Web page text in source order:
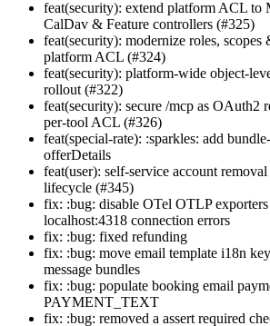
feat(security): extend platform ACL to
CalDav & Feature controllers (#325)
feat(security): modernize roles, scopes
platform ACL (#324)
feat(security): platform-wide object-
rollout (#322)
feat(security): secure /mcp as OAuth2
per-tool ACL (#326)
feat(special-rate): :sparkles: add
offerDetails
feat(user): self-service account
lifecycle (#345)
fix: :bug: disable OTel OTLP
localhost:4318 connection errors
fix: :bug: fixed refunding
fix: :bug: move email template i18n
message bundles
fix: :bug: populate booking email
PAYMENT_TEXT
fix: :bug: removed a assert required